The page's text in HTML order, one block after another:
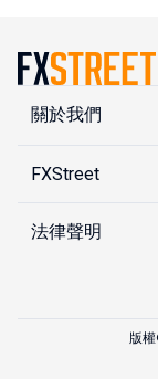
關於我們
FXStreet
法律聲明
版權